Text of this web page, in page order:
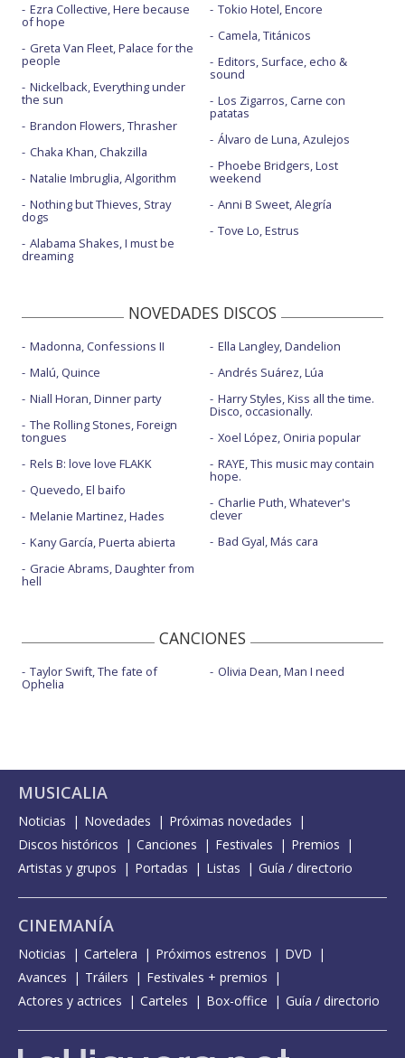
Ezra Collective, Here because
of hope
Greta Van Fleet, Palace for the
people
Nickelback, Everything under
the sun
Brandon Flowers, Thrasher
Chaka Khan, Chakzilla
Natalie Imbruglia, Algorithm
Nothing but Thieves, Stray
dogs
Alabama Shakes, I must be
dreaming
Tokio Hotel, Encore
Camela, Titánicos
Editors, Surface, echo &
sound
Los Zigarros, Carne con
patatas
Álvaro de Luna, Azulejos
Phoebe Bridgers, Lost
weekend
Anni B Sweet, Alegría
Tove Lo, Estrus
NOVEDADES DISCOS
Madonna, Confessions II
Malú, Quince
Niall Horan, Dinner party
The Rolling Stones, Foreign
tongues
Rels B: love love FLAKK
Quevedo, El baifo
Melanie Martinez, Hades
Kany García, Puerta abierta
Gracie Abrams, Daughter from
hell
Ella Langley, Dandelion
Andrés Suárez, Lúa
Harry Styles, Kiss all the time.
Disco, occasionally.
Xoel López, Oniria popular
RAYE, This music may contain
hope.
Charlie Puth, Whatever's
clever
Bad Gyal, Más cara
CANCIONES
Taylor Swift, The fate of
Ophelia
Olivia Dean, Man I need
MUSICALIA
Noticias Novedades
Próximas novedades
Discos históricos
Canciones Festivales
Premios
Artistas y grupos
Portadas Listas Guía / directorio
CINEMANÍA
Noticias Cartelera Próximos estrenos
DVD
Avances
Tráilers
Festivales + premios
Actores y actrices
Carteles Box-office Guía / directorio